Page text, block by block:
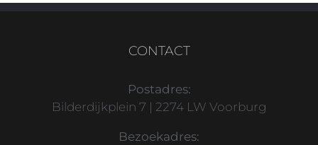
CONTACT
Postadres:
Bilderdijkplein 7 | 2274 LW Voorburg
Bezoekadres: